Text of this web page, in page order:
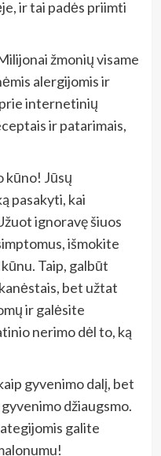
ir tai padės priimti
žmonių visame
alergijomis ir
internetinių
ir patarimais,
kūno! Jūsų
pasakyti, kai
ignoravę šiuos
išmokite
Taip, galbūt
bet užtat
ir galėsite
nerimo dėl to, ką
gyvenimo dalį, bet
džiaugsmo.
galite